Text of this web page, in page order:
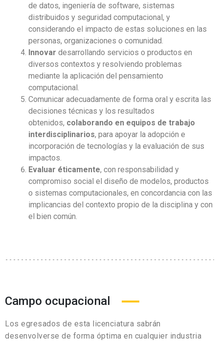
de datos, ingeniería de software, sistemas
distribuidos y seguridad computacional, y
considerando el impacto de estas soluciones en las
personas, organizaciones o comunidad.
Innovar desarrollando servicios o productos en
diversos contextos y resolviendo problemas
mediante la aplicación del pensamiento
computacional.
Comunicar adecuadamente de forma oral y escrita las
decisiones técnicas y los resultados
obtenidos, colaborando en equipos de trabajo
interdisciplinarios, para apoyar la adopción e
incorporación de tecnologías y la evaluación de sus
impactos.
Evaluar éticamente, con responsabilidad y
compromiso social el diseño de modelos, productos
o sistemas computacionales, en concordancia con las
implicancias del contexto propio de la disciplina y con
el bien común.
Campo ocupacional
Los egresados de esta licenciatura sabrán
desenvolverse de forma óptima en cualquier industria